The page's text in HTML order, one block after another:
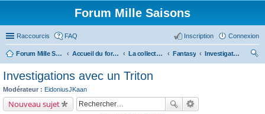
Forum Mille Saisons
Raccourcis FAQ Connexion
Inscription
Forum Mille Saisons Accueil du forum La collection Mille Saisons Fantasy
Investigations avec un Triton
Investigations avec un Triton
Modérateur : EidoniusJKaan
Nouveau sujet